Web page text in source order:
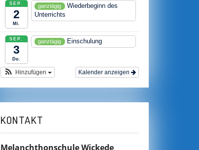
SEP.
2
Mi.
ganztägig
Wiederbeginn des
Unterrichts
SEP.
3
Do.
ganztägig Einschulung
Kalender anzeigen
Hinzufügen
KONTAKT
Melanchthonschule Wickede